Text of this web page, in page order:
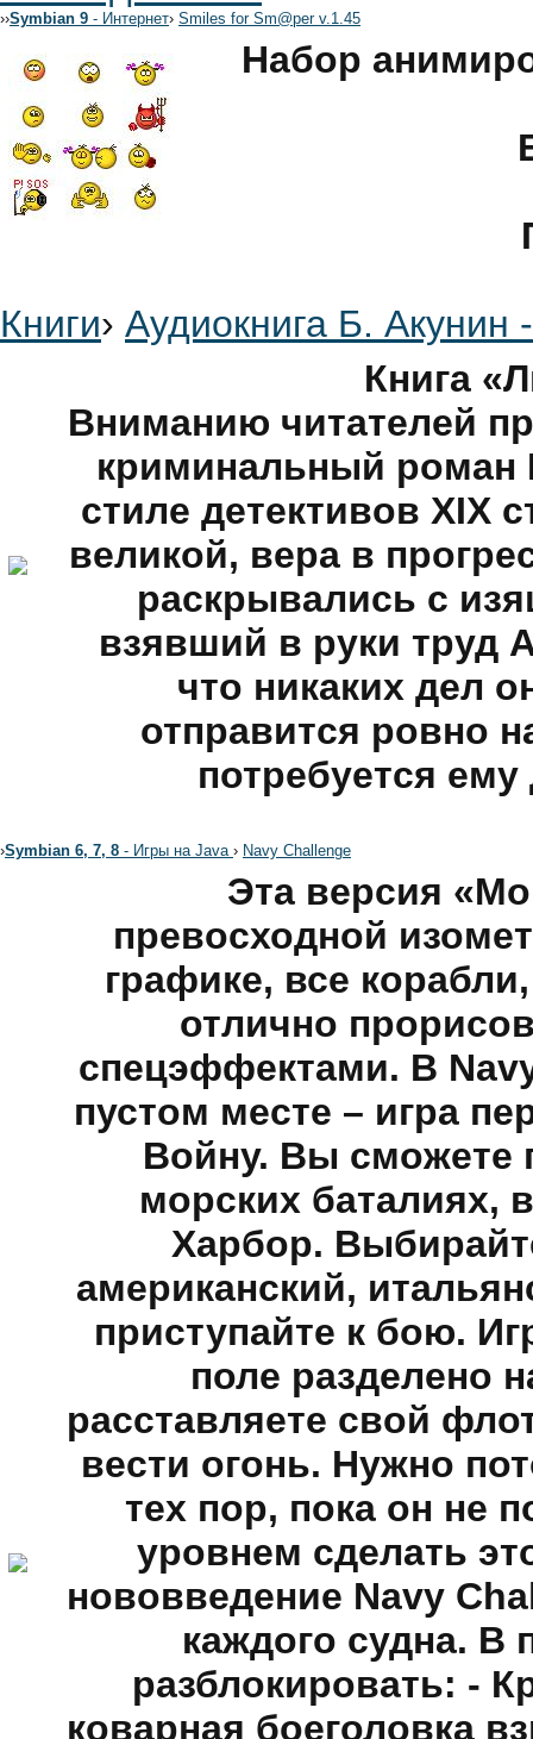
››Symbian 9 - Интернет› Smiles for Sm@per v.1.45
Набор
Книги› Аудиокнига Б. Акунин
Книга
Вниманию читателей
криминальный роман
стиле детективов XIX
великой, вера в
раскрывались с
взявший в руки труд
что никаких дел
отправится ровно
потребуется
›Symbian 6, 7, 8 - Игры на Java › Navy Challenge
Эта версия
превосходной
графике, все
отлично
спецэффектами. В
пустом месте – игра
Войну. Вы сможете
морских баталиях,
Харбор.
американский,
приступайте к бою.
поле разделено
расставляете свой
вести огонь. Нужно
тех пор, пока он не
уровнем сделать
нововведение Navy
каждого судна. В
разблокировать: -
коварная боеголовка